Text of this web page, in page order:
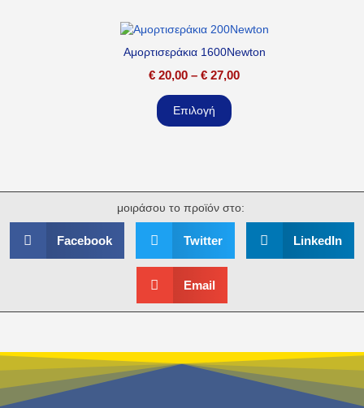
Αμορτισεράκια 1600Newton
€ 20,00 – € 27,00
Επιλογή
μοιράσου το προϊόν στο:
Facebook Twitter LinkedIn
Email